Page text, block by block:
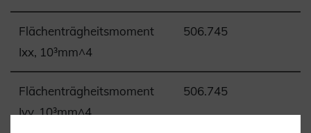
Flächenträgheitsmoment
Ixx, 10³mm^4
506.745
Flächenträgheitsmoment
Iyy, 10³mm^4
506.745